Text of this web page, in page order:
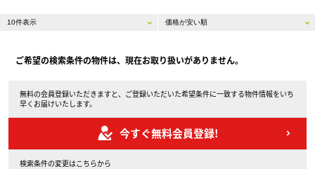
ご希望の検索条件の物件は、現在お取り扱いがありません。
無料の会員登録いただきますと、ご登録いただいた希望条件に一致する物件情報をいち
早くお届けいたします。
今すぐ無料会員登録!
検索条件の変更はこちらから